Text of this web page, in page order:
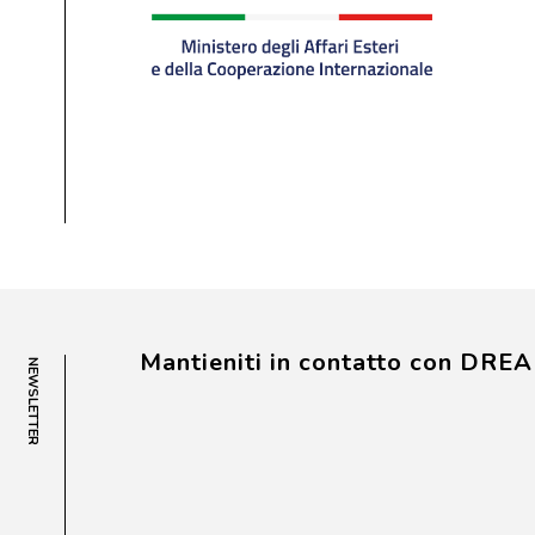
NEWSLETTER Mantieniti in contatto con